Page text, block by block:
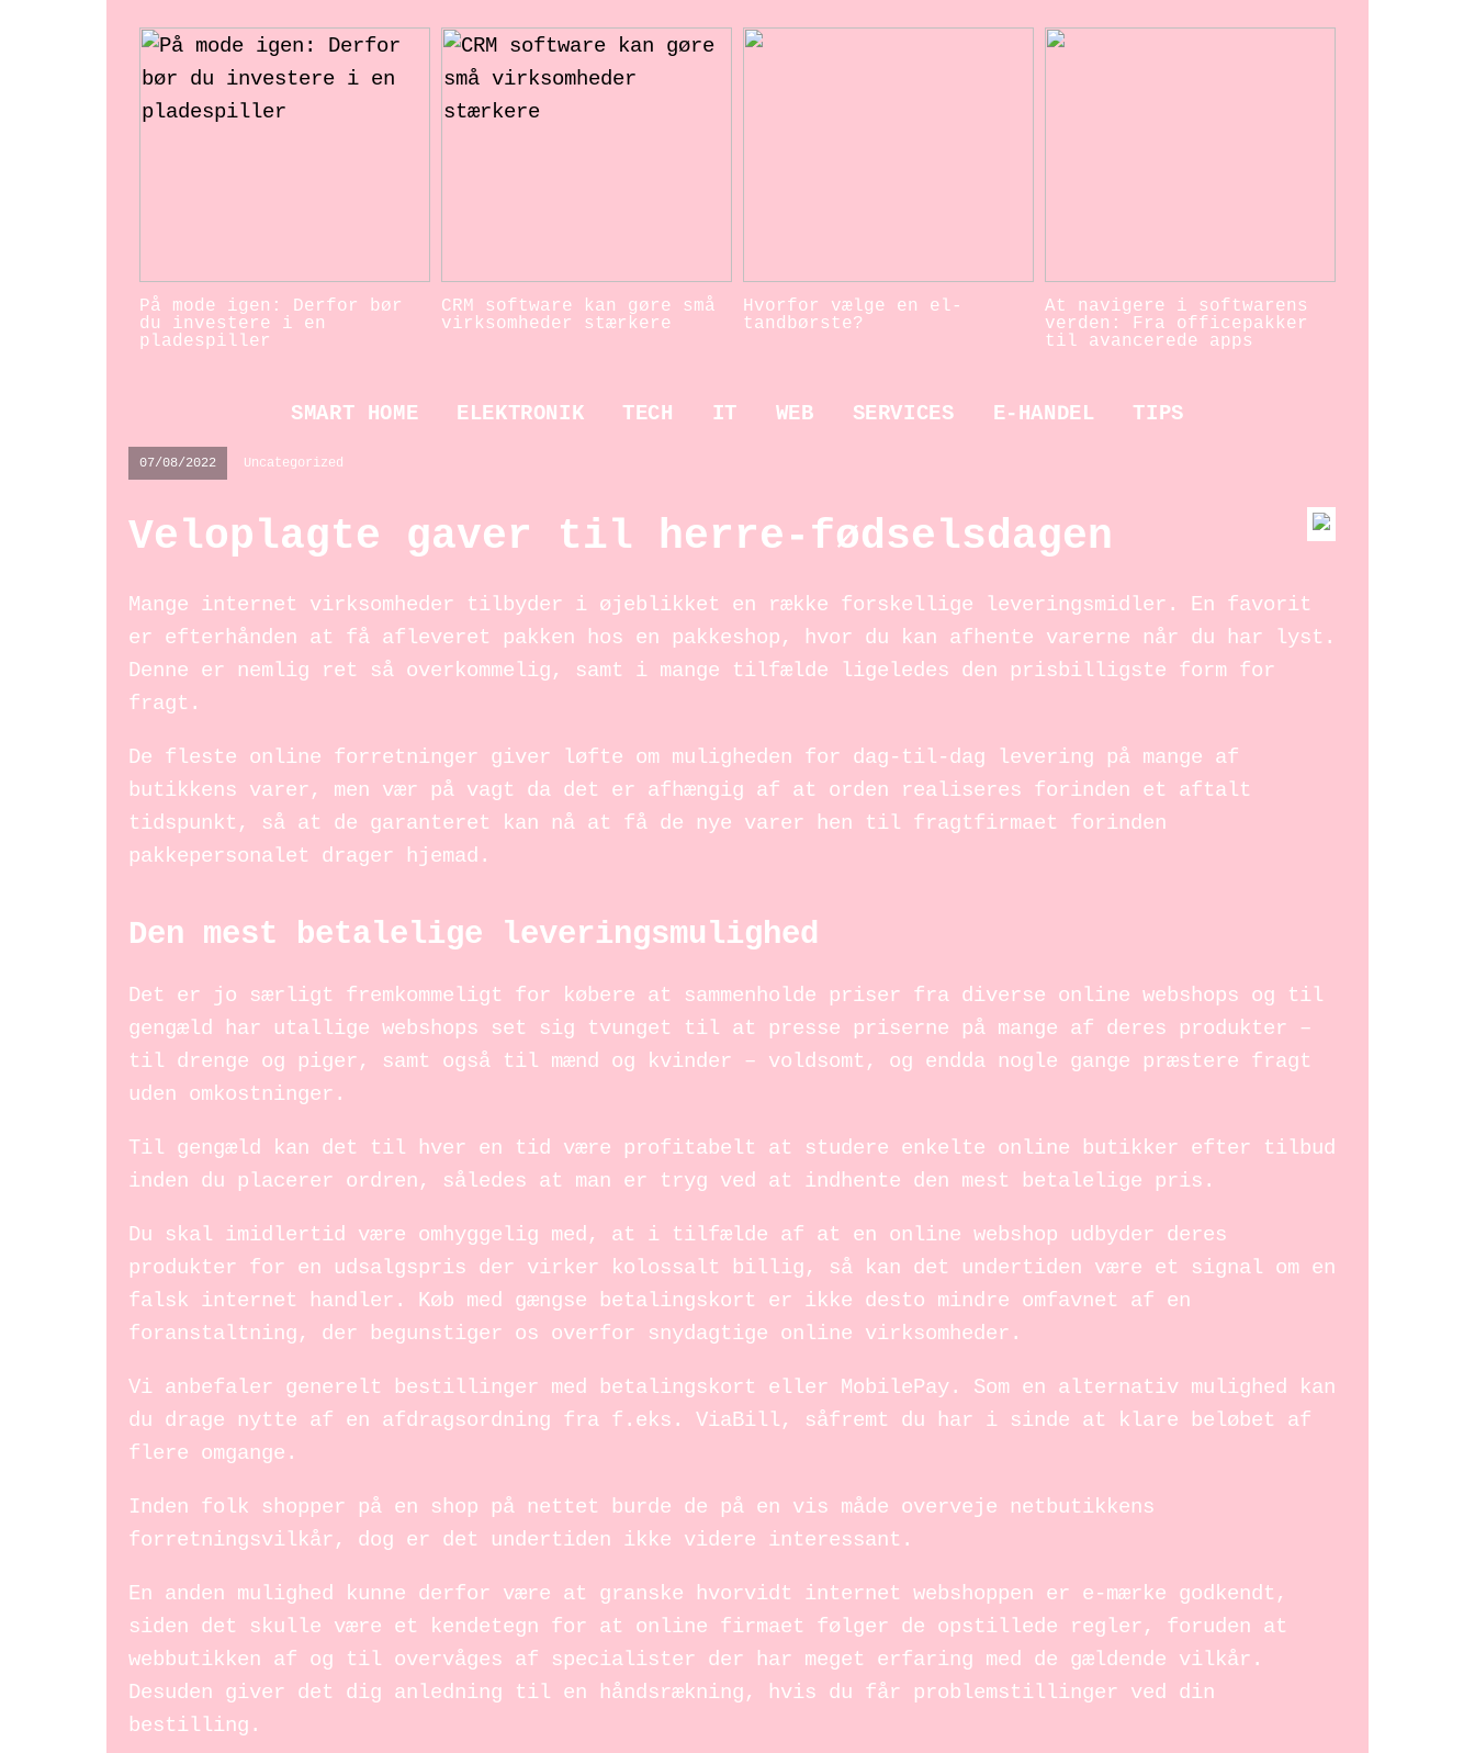
På mode igen: Derfor bør
du investere i en
pladespiller
CRM software kan gøre små
virksomheder stærkere
Hvorfor vælge en el-
tandbørste?
At navigere i softwarens
verden: Fra officepakker
til avancerede apps
SMART HOME ELEKTRONIK TECH IT WEB SERVICES E-HANDEL TIPS
07/08/2022 Uncategorized
Veloplagte gaver til herre-fødselsdagen
Mange internet virksomheder tilbyder i øjeblikket en række forskellige leveringsmidler. En favorit
er efterhånden at få afleveret pakken hos en pakkeshop, hvor du kan afhente varerne når du har lyst.
Denne er nemlig ret så overkommelig, samt i mange tilfælde ligeledes den prisbilligste form for
fragt.
De fleste online forretninger giver løfte om muligheden for dag-til-dag levering på mange af
butikkens varer, men vær på vagt da det er afhængig af at orden realiseres forinden et aftalt
tidspunkt, så at de garanteret kan nå at få de nye varer hen til fragtfirmaet forinden
pakkepersonalet drager hjemad.
Den mest betalelige leveringsmulighed
Det er jo særligt fremkommeligt for købere at sammenholde priser fra diverse online webshops og til
gengæld har utallige webshops set sig tvunget til at presse priserne på mange af deres produkter –
til drenge og piger, samt også til mænd og kvinder – voldsomt, og endda nogle gange præstere fragt
uden omkostninger.
Til gengæld kan det til hver en tid være profitabelt at studere enkelte online butikker efter tilbud
inden du placerer ordren, således at man er tryg ved at indhente den mest betalelige pris.
Du skal imidlertid være omhyggelig med, at i tilfælde af at en online webshop udbyder deres
produkter for en udsalgspris der virker kolossalt billig, så kan det undertiden være et signal om en
falsk internet handler. Køb med gængse betalingskort er ikke desto mindre omfavnet af en
foranstaltning, der begunstiger os overfor snydagtige online virksomheder.
Vi anbefaler generelt bestillinger med betalingskort eller MobilePay. Som en alternativ mulighed kan
du drage nytte af en afdragsordning fra f.eks. ViaBill, såfremt du har i sinde at klare beløbet af
flere omgange.
Inden folk shopper på en shop på nettet burde de på en vis måde overveje netbutikkens
forretningsvilkår, dog er det undertiden ikke videre interessant.
En anden mulighed kunne derfor være at granske hvorvidt internet webshoppen er e-mærke godkendt,
siden det skulle være et kendetegn for at online firmaet følger de opstillede regler, foruden at
webbutikken af og til overvåges af specialister der har meget erfaring med de gældende vilkår.
Desuden giver det dig anledning til en håndsrækning, hvis du får problemstillinger ved din
bestilling.